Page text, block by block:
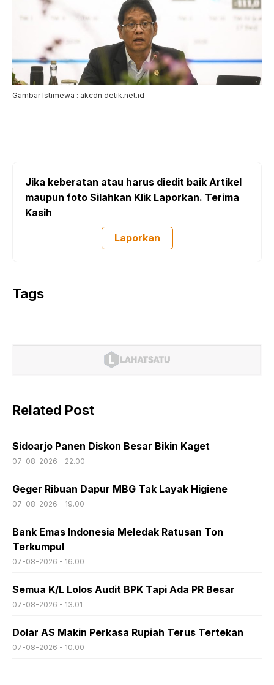
Gambar Istimewa : akcdn.detik.net.id
Jika keberatan atau harus diedit baik Artikel
maupun foto Silahkan Klik Laporkan. Terima
Kasih
Laporkan
Tags
Related Post
Sidoarjo Panen Diskon Besar Bikin Kaget
07-08-2026 - 22.00
Geger Ribuan Dapur MBG Tak Layak Higiene
07-08-2026 - 19.00
Bank Emas Indonesia Meledak Ratusan Ton
Terkumpul
07-08-2026 - 16.00
Semua K/L Lolos Audit BPK Tapi Ada PR Besar
07-08-2026 - 13.01
Dolar AS Makin Perkasa Rupiah Terus Tertekan
07-08-2026 - 10.00